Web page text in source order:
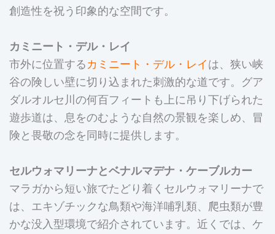
創造性を祝う印象的な空間です。
カミニート・デル・レイ
市外に位置するカミニート・デル・レイは、狭い峡
谷の険しい壁に切り込まれた刺激的な道です。グア
ダルオルセ川の何百フィートも上に吊り下げられた
遊歩道は、息をのむような自然の景観を楽しめ、冒
険と畏敬の念を同時に提供します。
セルウォマリーナとベナルマデナ・ケーブルカー
マラガから短い旅でたどり着くセルウォマリーナで
は、エキゾチックな鳥類や海洋哺乳類、爬虫類が豊
かな没入型環境で紹介されています。近くでは、ケ